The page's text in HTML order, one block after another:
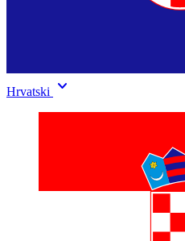
Hrvatski keyboard_arrow_down